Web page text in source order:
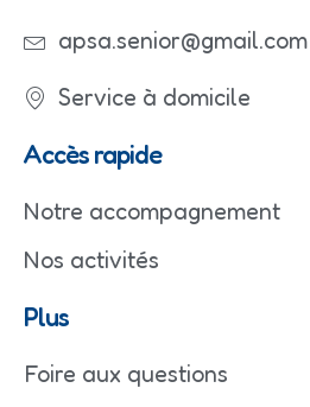
apsa.senior@gmail.com
Service à domicile
Accès rapide
Notre accompagnement
Nos activités
Plus
Foire aux questions